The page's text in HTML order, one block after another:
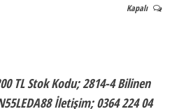
Kapalı
TL Stok Kodu; 2814-4 Bilinen
İletişim; 0364 224 04